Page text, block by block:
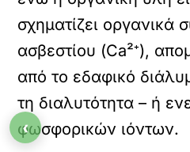
σχηματίζει οργανικά
ασβεστίου (Ca²⁺),
από το εδαφικό
τη διαλυτότητα – ή
φωσφορικών ιόντων.
‹